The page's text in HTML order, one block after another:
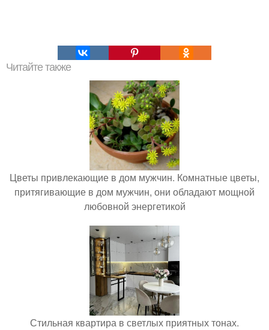
Читайте также
Цветы привлекающие в дом мужчин. Комнатные цветы,
притягивающие в дом мужчин, они обладают мощной
любовной энергетикой
Стильная квартира в светлых приятных тонах.